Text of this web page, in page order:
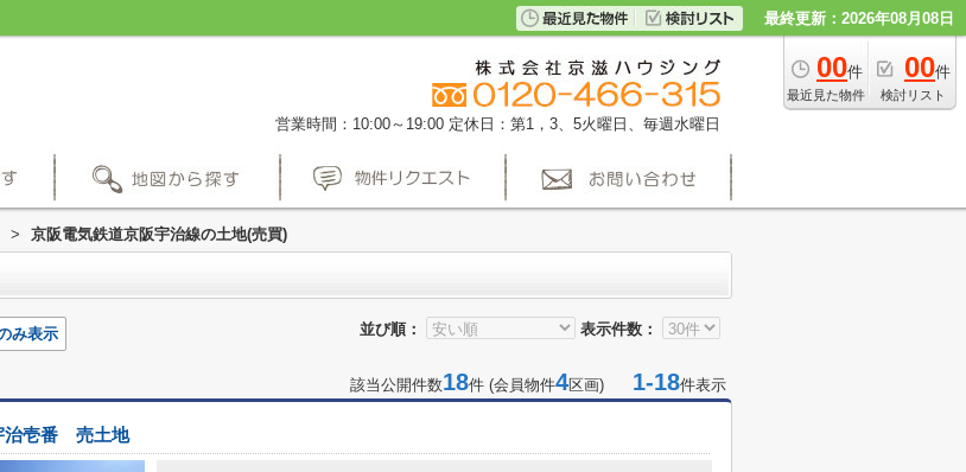
最終更新：2026年08月08日
00件
最近見た物件
00件
検討リスト
営業時間：10:00～19:00 定休日：第1，3、5火曜日、毎週水曜日
> 京阪電気鉄道京阪宇治線の土地(売買)
並び順： 表示件数：
み表示
該当公開件数18件 (会員物件4区画) 1-18件表示
治壱番 売土地